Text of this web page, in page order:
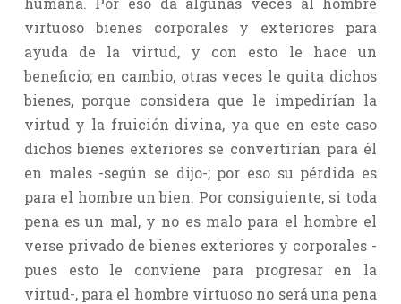
virtuoso bienes corporales y exteriores para
ayuda de la virtud, y con esto le hace un
beneficio; en cambio, otras veces le quita dichos
bienes, porque considera que le impedirían la
virtud y la fruición divina, ya que en este caso
dichos bienes exteriores se convertirían para él
en males -según se dijo-; por eso su pérdida es
para el hombre un bien. Por consiguiente, si toda
pena es un mal, y no es malo para el hombre el
verse privado de bienes exteriores y corporales -
pues esto le conviene para progresar en la
virtud-, para el hombre virtuoso no será una pena